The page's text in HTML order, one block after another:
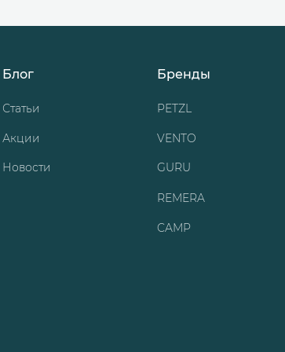
Блог
Статьи
Акции
Новости
Бренды
PETZL
VENTO
GURU
REMERA
CAMP